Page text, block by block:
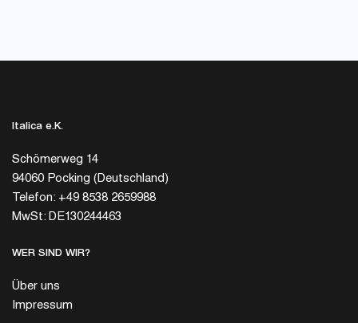
Italica e.K.
Schömerweg 14
94060 Pocking (Deutschland)
Telefon: +49 8538 2659988
MwSt: DE130244463
WER SIND WIR?
Über uns
Impressum